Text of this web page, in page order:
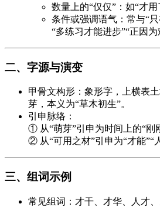
数量上的“仅仅”：如“才用
条件或强调语气：常与“
“多练习才能进步”“正因为
二、字源与演变
甲骨文构形：象形字，上横表
芽，本义为“草木初生”。
引申脉络：
① 从“萌芽”引申为时间上的“刚
② 从“可用之材”引申为“才能”“
三、组词示例
常见组词：才干、才华、人才